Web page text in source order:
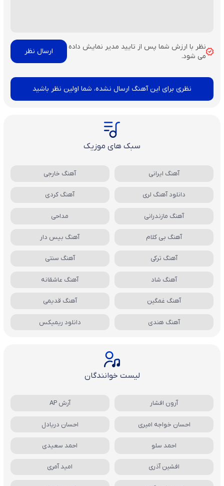
نظر با ارزش شما پس از تایید مدیر نمایش داده
می شود.
نظری برای این آهنگ ارسال نشده، شما اولین نظر باشید
سبک های موزیک
آهنگ ایرانی آهنگ خارجی
دانلود آهنگ لری آهنگ کردی
آهنگ مازندرانی مداحی
آهنگ بی کلام آهنگ بیس دار
آهنگ ترکی آهنگ سنتی
آهنگ شاد آهنگ عاشقانه
آهنگ غمگین آهنگ قدیمی
آهنگ هندی دانلود ریمیکس
لیست خوانندگان
آرون افشار آرش AP
احسان خواجه امیری احسان دریادل
احمد سلو احمد سعیدی
افشین آذری امید آمری